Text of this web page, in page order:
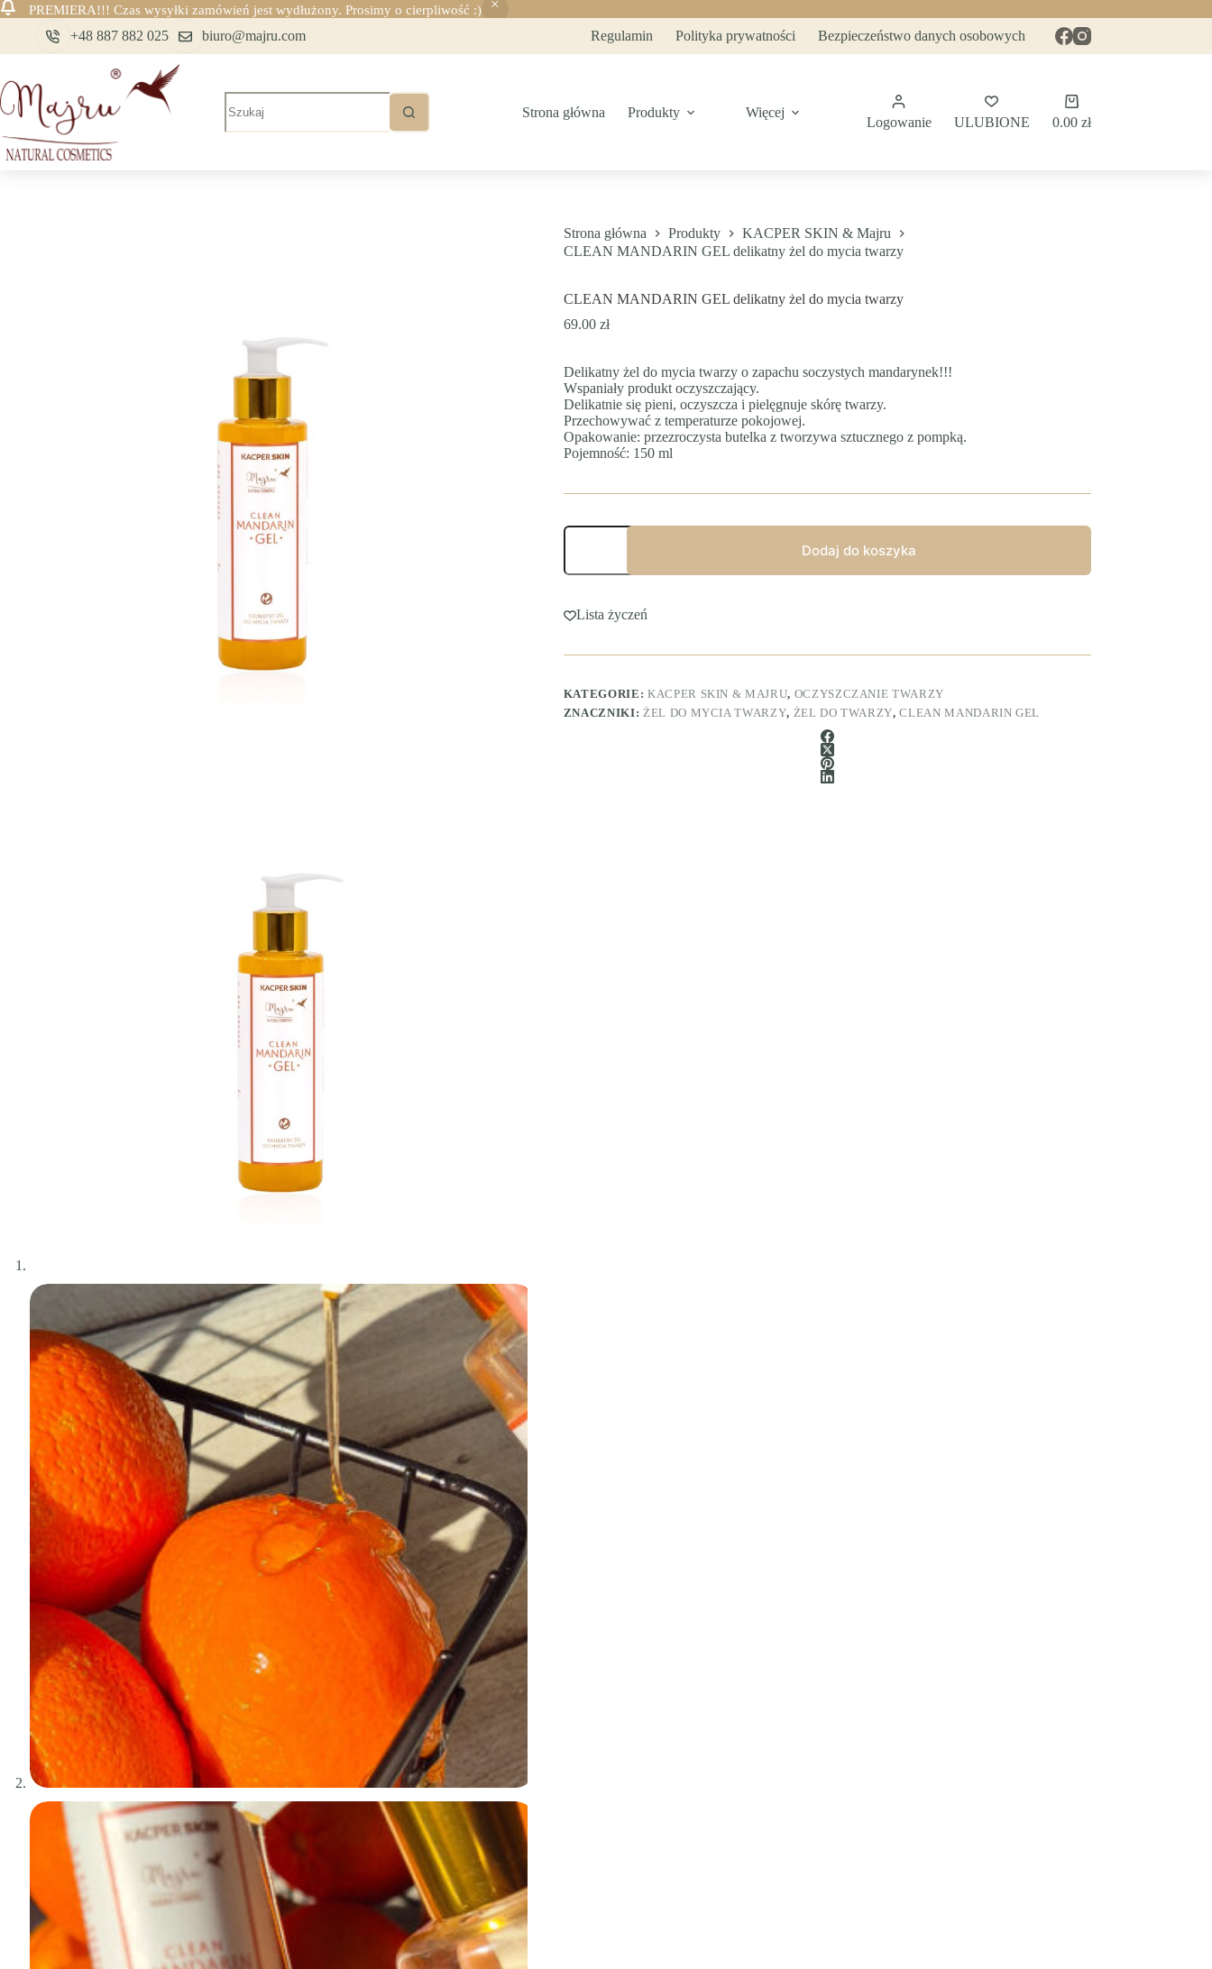
PREMIERA!!! Czas wysyłki zamówień jest wydłużony. Prosimy o cierpliwość :)
treści
+48 887 882 025 biuro@majru.com Regulamin Polityka prywatności Bezpieczeństwo danych osobowych
Brak
wyników
Strona główna Produkty Więcej
Logowanie ULUBIONE
Koszyk
0.00 zł
Strona główna Produkty
KACPER SKIN & Majru
CLEAN MANDARIN GEL delikatny żel do mycia twarzy
CLEAN MANDARIN GEL delikatny żel do mycia twarzy
69.00 zł
Delikatny żel do mycia twarzy o zapachu soczystych mandarynek!!!
Wspaniały produkt oczyszczający.
Delikatnie się pieni, oczyszcza i pielęgnuje skórę twarzy.
Przechowywać z temperaturze pokojowej.
Opakowanie: przezroczysta butelka z tworzywa sztucznego z pompką.
Pojemność: 150 ml
ilość
GEL
żel
do
twarzy
Dodaj do koszyka
Lista życzeń
KATEGORIE: KACPER SKIN & MAJRU, OCZYSZCZANIE TWARZY
ZNACZNIKI: ŻEL DO MYCIA TWARZY, ŻEL DO TWARZY,CLEAN MANDARIN GEL